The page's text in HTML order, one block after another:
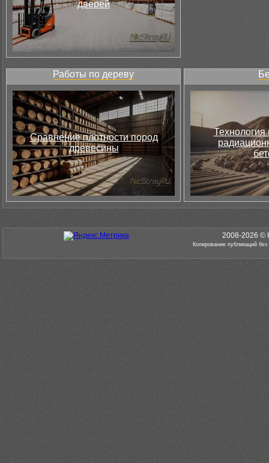
дверей
Работы по дереву
Сравнение плотности пород
древесины
Технология
2008-2026 ©
Копирование публикаций